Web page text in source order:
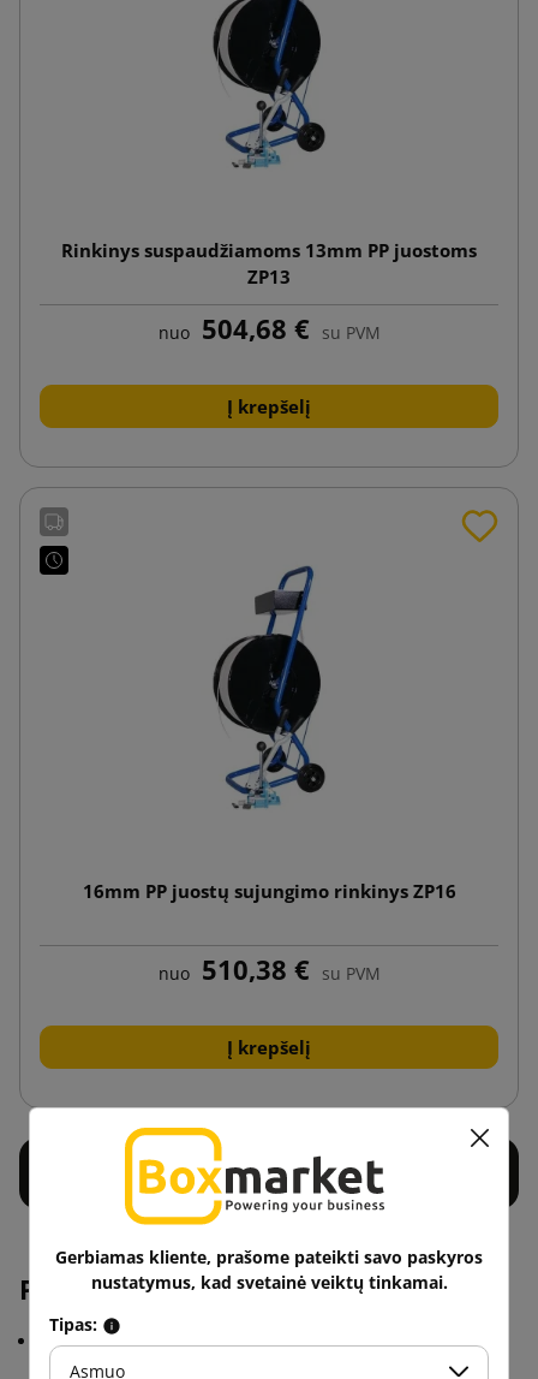
Rinkinys suspaudžiamoms 13mm PP juostoms
ZP13
nuo 504,68 € su PVM
Į krepšelį
16mm PP juostų sujungimo rinkinys ZP16
nuo 510,38 € su PVM
Į krepšelį
PP diržų rinkinio parametrai:
4 įrankių rinkinys
Gerbiamas kliente, prašome pateikti savo paskyros
nustatymus, kad svetainė veiktų tinkamai.
Tipas:
Asmuo